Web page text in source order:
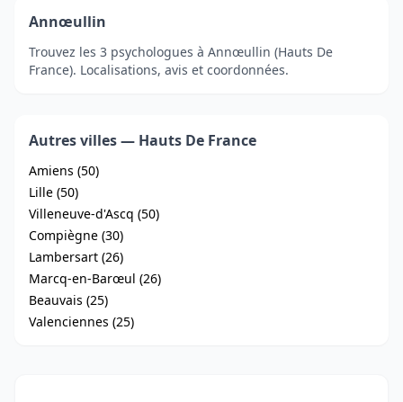
Annœullin
Trouvez les 3 psychologues à Annœullin (Hauts De
France). Localisations, avis et coordonnées.
Autres villes — Hauts De France
Amiens (50)
Lille (50)
Villeneuve-d'Ascq (50)
Compiègne (30)
Lambersart (26)
Marcq-en-Barœul (26)
Beauvais (25)
Valenciennes (25)